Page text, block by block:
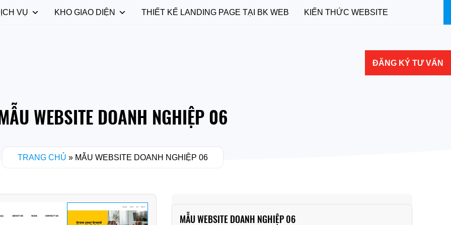
VỤ KHO GIAO DIỆN THIẾT KẾ LANDING PAGE TẠI BK WEB KIẾN THỨC WEBSITE
ĐĂNG KÝ TƯ VẤN
WEBSITE DOANH NGHIỆP 06
TRANG CHỦ » MẪU WEBSITE DOANH NGHIỆP 06
MẪU WEBSITE DOANH NGHIỆP 06